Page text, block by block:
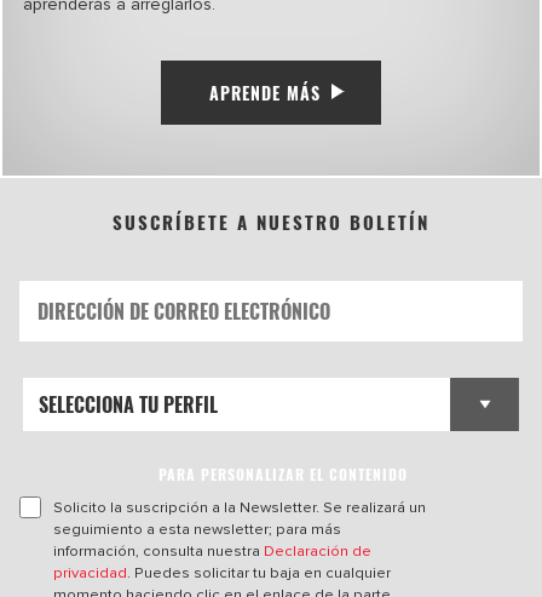
APRENDE MÁS
SUSCRÍBETE A NUESTRO BOLETÍN
PARA PERSONALIZAR EL CONTENIDO
Solicito la suscripción a la Newsletter. Se realizará un
seguimiento a esta newsletter; para más
información, consulta nuestra Declaración de
privacidad. Puedes solicitar tu baja en cualquier